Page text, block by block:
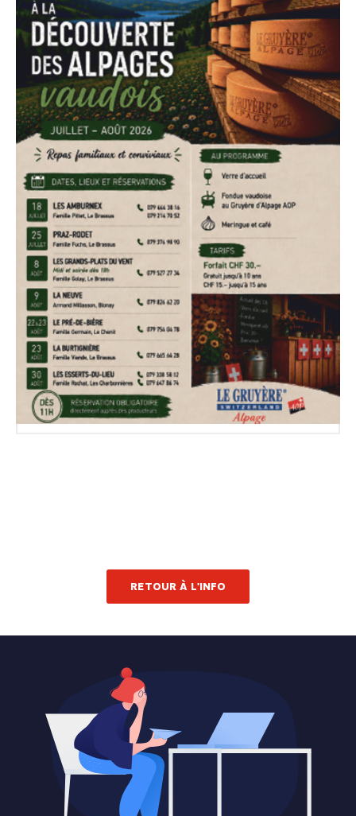
RETOUR À L'INFO